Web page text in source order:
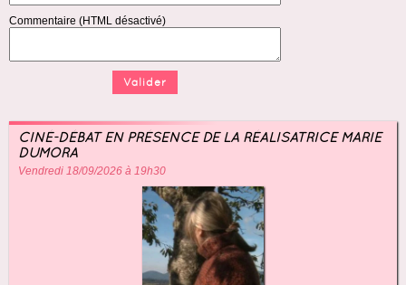
Commentaire (HTML désactivé)
CINÉ-DÉBAT EN PRÉSENCE DE LA RÉALISATRICE MARIE
DUMORA
Vendredi 18/09/2026 à 19h30